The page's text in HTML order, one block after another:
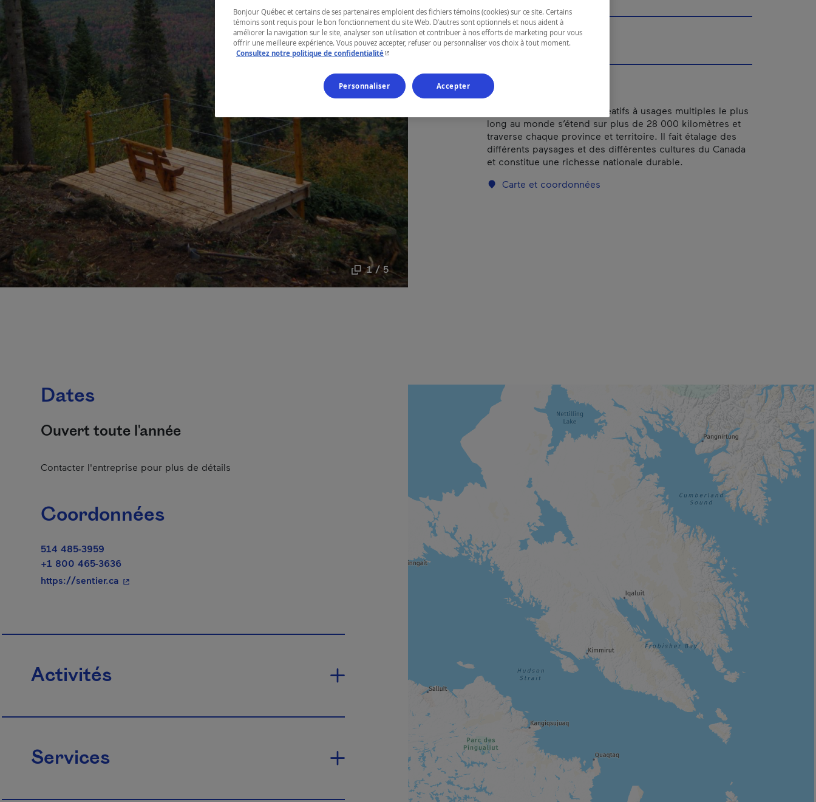
1 / 5
RÉGION
Montréal
Ce réseau de sentiers récréatifs à usages multiples le plus
long au monde s’étend sur plus de 28 000 kilomètres et
traverse chaque province et territoire. Il fait étalage des
différents paysages et des différentes cultures du Canada
et constitue une richesse nationale durable.
Carte et coordonnées
Dates
Ouvert toute l'année
Contacter l'entreprise pour plus de détails
Coordonnées
514 485-3959
+1 800 465-3636
https://sentier.ca - Cet hyperlien s'ouvrira dans une nouvelle fenêtre.
Activités
Services
Bonjour Québec et certains de ses partenaires emploient des fichiers témoins (cookies) sur ce site. Certains
témoins sont requis pour le bon fonctionnement du site Web. D’autres sont optionnels et nous aident à
améliorer la navigation sur le site, analyser son utilisation et contribuer à nos efforts de marketing pour vous
offrir une meilleure expérience. Vous pouvez accepter, refuser ou personnaliser vos choix à tout moment.
Consultez notre politique de confidentialité- Cet hyperlien s'ouvrira dans une nouvelle fenêtre.
Personnaliser Accepter